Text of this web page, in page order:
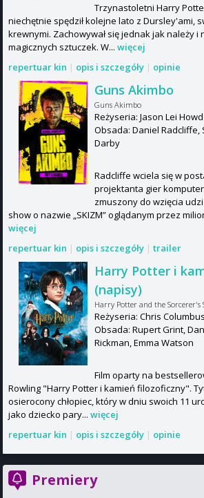
Trzynastoletni Harry Potter
niechętnie spędził kolejne lato z Dursley'ami,
krewnymi. Zachowywał się jednak jak należy i
magicznych sztuczek. W... więcej
repertuar kin | opis i szczegóły | opinie
Guns Akimbo
Guns Akimbo
Reżyseria: Jason Lei
Obsada: Daniel Radcliffe,
Darby
Radcliffe wciela się w
projektanta gier
zmuszony do wzięcia
show o nazwie „SKIZM” oglądanym przez
więcej
repertuar kin | opis i szczegóły | trailer
Harry Potter i
(napisy)
Harry Potter and the Sorcerer's
Reżyseria: Chris Columbus
Obsada: Rupert Grint,
Rickman, Emma Watson
Film oparty na
Rowling "Harry Potter i kamień filozoficzny".
osierocony chłopiec, który w dniu swoich 11
jako dziecko pary... więcej
repertuar kin | opis i szczegóły | opinie
Premiery